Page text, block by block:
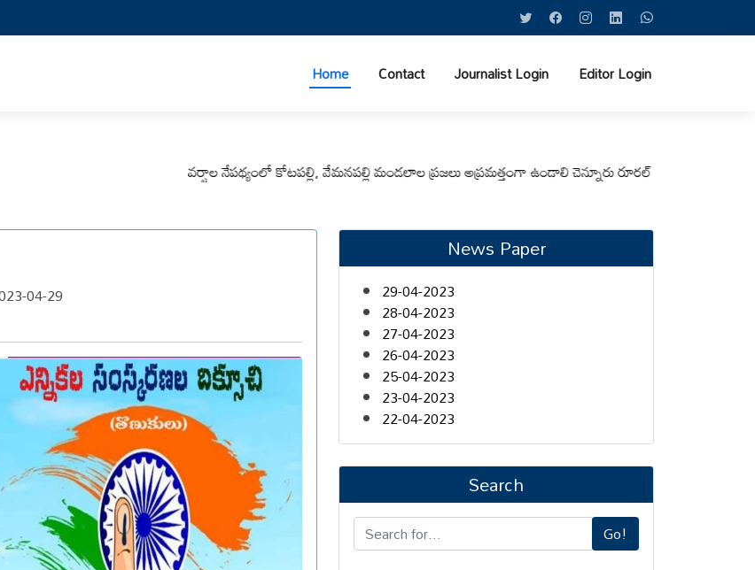
Home Contact Journalist Login Editor Login
వర్షాల నేపథ్యంలో కోటపల్లి, వేమనపల్లి మండలాల ప్రజలు అప్రమత్తంగా ఉండాలి చెన్నూరు రూరల్ సీఐ ఆర్. కృష్ణ
04-29
News Paper
29-04-2023
28-04-2023
27-04-2023
26-04-2023
25-04-2023
23-04-2023
22-04-2023
Search
Go!